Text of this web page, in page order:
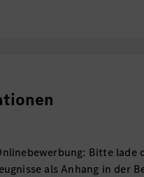
Bitte lade
als Anhang in der